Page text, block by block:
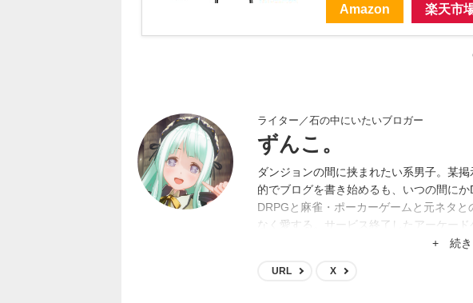
Amazon 楽天市
ライター／石の中にいたいブロガー
ずんこ。
ダンジョンの間に挟まれたい系男子。某
的でブログを書き始めるも、いつの間にか
DRPGと麻雀・ポーカーゲームと元ネタ
なく愛する。サービス終了したアーケー
会優勝という凄いんだか凄くないんだかわ
+ 続き
URL X